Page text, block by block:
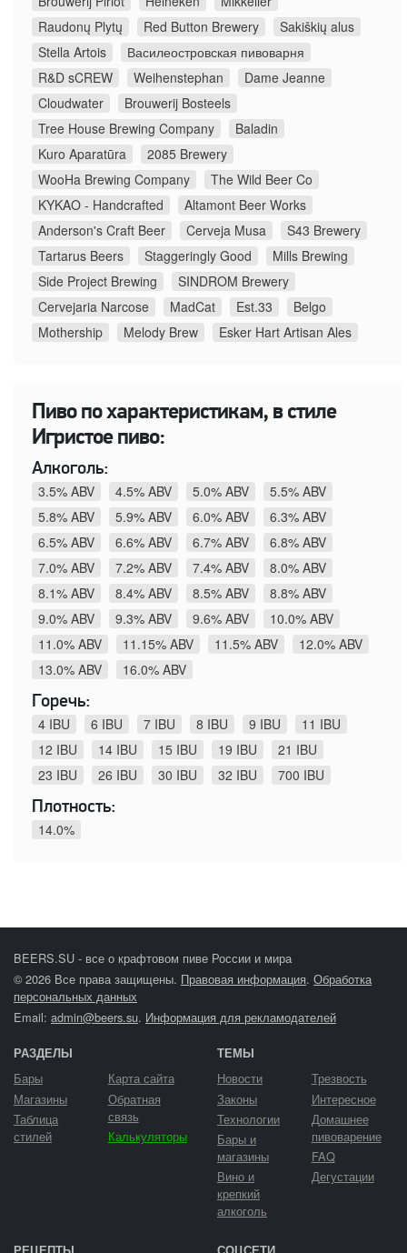
Raudonų Plytų
Red Button Brewery
Sakiškių alus
Stella Artois
Василеостровская пивоварня
R&D sCREW
Weihenstephan
Dame Jeanne
Cloudwater
Brouwerij Bosteels
Tree House Brewing Company
Baladin
Kuro Aparatūra
2085 Brewery
WooHa Brewing Company
The Wild Beer Co
KYKAO - Handcrafted
Altamont Beer Works
Anderson's Craft Beer
Cerveja Musa
S43 Brewery
Tartarus Beers
Staggeringly Good
Mills Brewing
Side Project Brewing
SINDROM Brewery
Cervejaria Narcose
MadCat Est.33
Belgo
Mothership
Melody Brew Esker Hart Artisan Ales
Пиво по характеристикам, в стиле
Игристое пиво:
Алкоголь:
3.5% ABV
4.5% ABV 5.0% ABV
5.5% ABV
5.8% ABV
5.9% ABV 6.0% ABV
6.3% ABV
6.5% ABV
6.6% ABV 6.7% ABV
6.8% ABV
7.0% ABV
7.2% ABV 7.4% ABV
8.0% ABV
8.1% ABV
8.4% ABV 8.5% ABV
8.8% ABV
9.0% ABV
9.3% ABV 9.6% ABV
10.0% ABV
11.0% ABV
11.15% ABV 11.5% ABV
12.0% ABV
13.0% ABV
16.0% ABV
Горечь:
4 IBU
6 IBU 7 IBU 8 IBU 9 IBU
11 IBU
12 IBU
14 IBU 15 IBU 19 IBU
21 IBU
23 IBU
26 IBU 30 IBU 32 IBU
700 IBU
Плотность:
14.0%
BEERS.SU - все о крафтовом пиве России и мира
© 2026 Все права защищены. Правовая информация. Обработка
персональных данных
Email: admin@beers.su. Информация для рекламодателей
РАЗДЕЛЫ
Бары
Магазины
Таблица
стилей
Карта сайта
Обратная
связь
Калькуляторы
ТЕМЫ
Новости
Законы
Технологии
Бары и
магазины
Вино и
крепкий
алкоголь
Трезвость
Интересное
Домашнее
пивоварение
FAQ
Дегустации